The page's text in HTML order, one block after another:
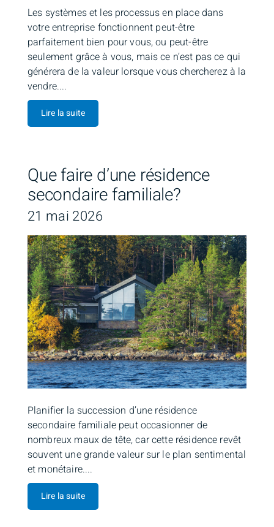
Les systèmes et les processus en place dans
votre entreprise fonctionnent peut-être
parfaitement bien pour vous, ou peut-être
seulement grâce à vous, mais ce n’est pas ce qui
générera de la valeur lorsque vous chercherez à la
vendre....
Lire la suite
Que faire d’une résidence
secondaire familiale?
21 mai 2026
Planifier la succession d’une résidence
secondaire familiale peut occasionner de
nombreux maux de tête, car cette résidence revêt
souvent une grande valeur sur le plan sentimental
et monétaire....
Lire la suite